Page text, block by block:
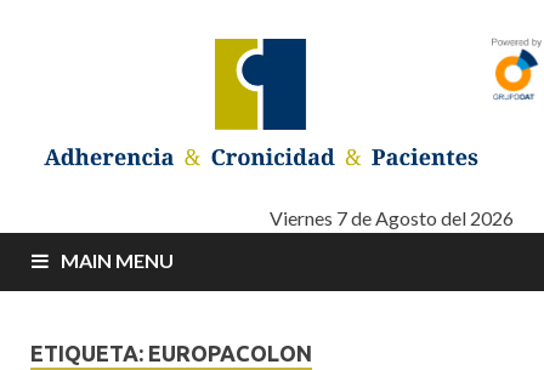
Adherencia –
Cronicidad –
Pacientes
Adherencia – Cronicidad – PacientesViernes 7 de Agosto del 2026
MAIN MENU
ETIQUETA: EUROPACOLON